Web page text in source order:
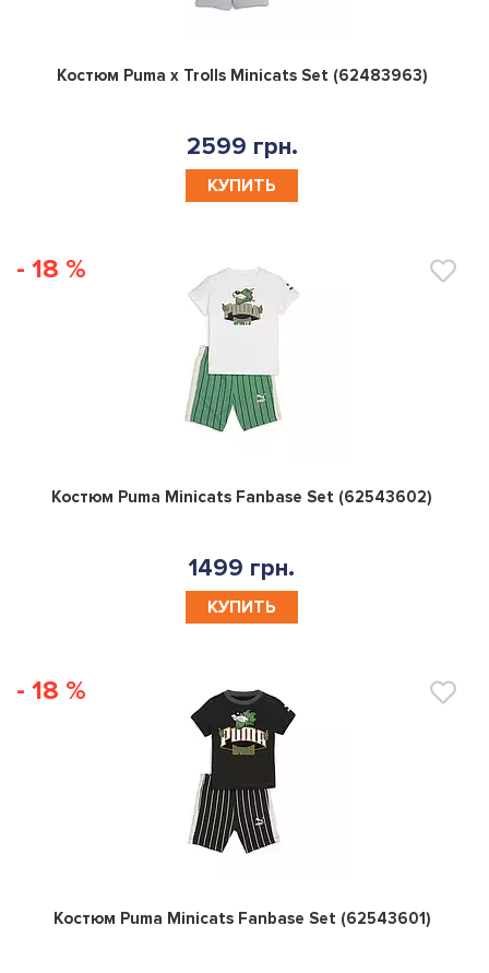
0
Костюм Puma x Trolls Minicats Set (62483963)
2599 грн.
КУПИТЬ
- 18 %
0
Костюм Puma Minicats Fanbase Set (62543602)
1499 грн.
КУПИТЬ
- 18 %
0
Костюм Puma Minicats Fanbase Set (62543601)